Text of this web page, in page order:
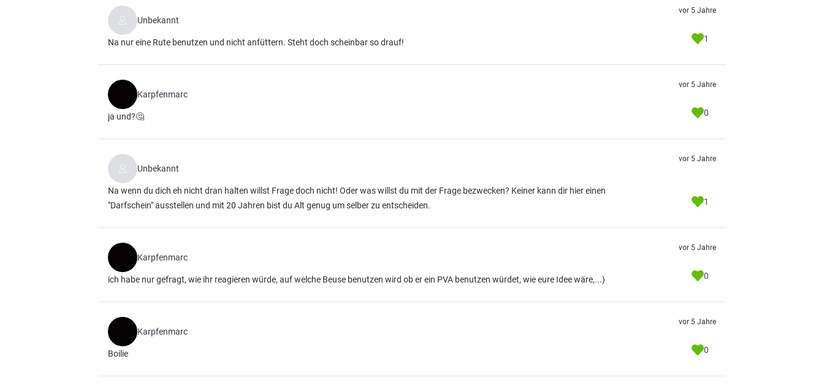
Unbekannt
Na nur eine Rute benutzen und nicht anfüttern. Steht doch scheinbar so drauf!
vor 5 Jahre
1
Karpfenmarc
ja und?🤔
vor 5 Jahre
0
Unbekannt
Na wenn du dich eh nicht dran halten willst Frage doch nicht! Oder was willst du mit der Frage bezwecken? Keiner kann dir hier einen
"Darfschein" ausstellen und mit 20 Jahren bist du Alt genug um selber zu entscheiden.
vor 5 Jahre
1
Karpfenmarc
ich habe nur gefragt, wie ihr reagieren würde, auf welche Beuse benutzen wird ob er ein PVA benutzen würdet, wie eure Idee wäre,...)
vor 5 Jahre
0
Karpfenmarc
Boilie
vor 5 Jahre
0